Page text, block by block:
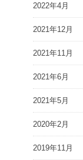
2022年4月
2021年12月
2021年11月
2021年6月
2021年5月
2020年2月
2019年11月